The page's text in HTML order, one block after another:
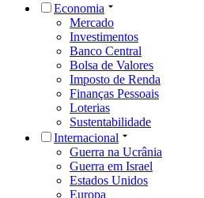
Economia
Mercado
Investimentos
Banco Central
Bolsa de Valores
Imposto de Renda
Finanças Pessoais
Loterias
Sustentabilidade
Internacional
Guerra na Ucrânia
Guerra em Israel
Estados Unidos
Europa